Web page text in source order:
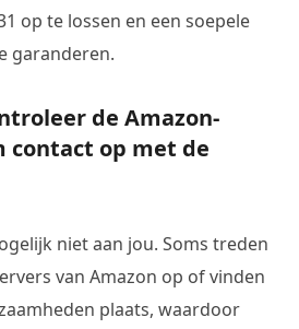
op te lossen en een soepele
garanderen.
de Amazon-
contact op met de
niet aan jou. Soms treden
van Amazon op of vinden
plaats, waardoor